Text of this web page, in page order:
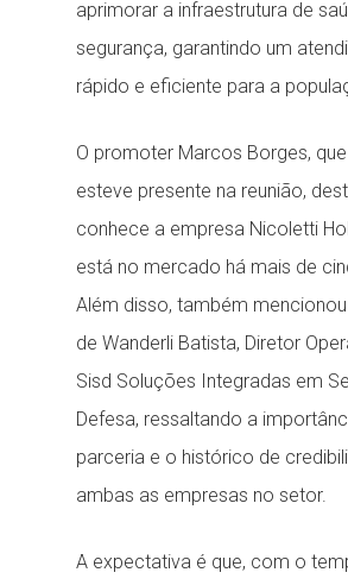
aprimorar a infraestrutura de
segurança, garantindo um
rápido e eficiente para a
O promoter Marcos Borges,
esteve presente na reunião,
conhece a empresa Nicoletti
está no mercado há mais de
Além disso, também
de Wanderli Batista, Diretor
Sisd Soluções Integradas em
Defesa, ressaltando a
parceria e o histórico de
ambas as empresas no setor.
A expectativa é que, com o